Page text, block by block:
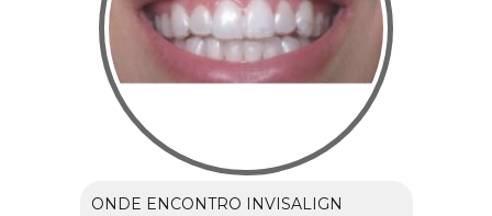
ONDE ENCONTRO INVISALIGN